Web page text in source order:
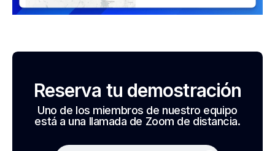
Reserva tu demostración
Uno de los miembros de nuestro equipo
está a una llamada de Zoom de distancia.